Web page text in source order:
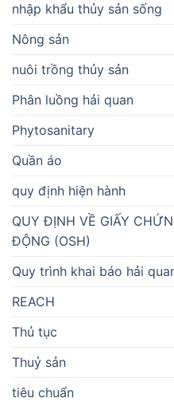
nhập khẩu thủy sản sống
Nông sản
nuôi trồng thủy sản
Phân luồng hải quan
Phytosanitary
Quần áo
quy định hiện hành
QUY ĐỊNH VỀ GIẤY
ĐỘNG (OSH)
Quy trình khai báo hải
REACH
Thủ tục
Thuỷ sản
tiêu chuẩn